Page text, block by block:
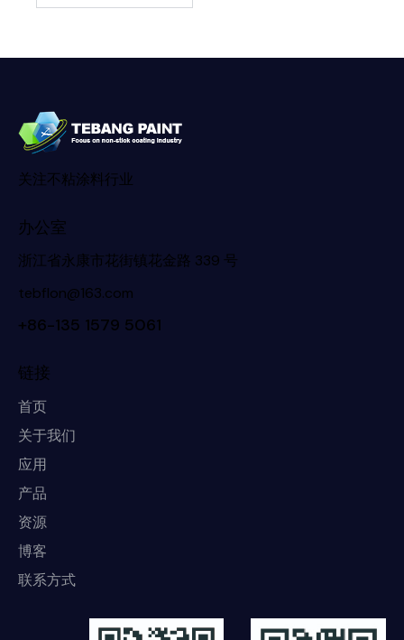
关注不粘涂料行业
办公室
浙江省永康市花街镇花金路 339 号
tebflon@163.com
+86-135 1579 5061
链接
首页
关于我们
应用
产品
资源
博客
联系方式